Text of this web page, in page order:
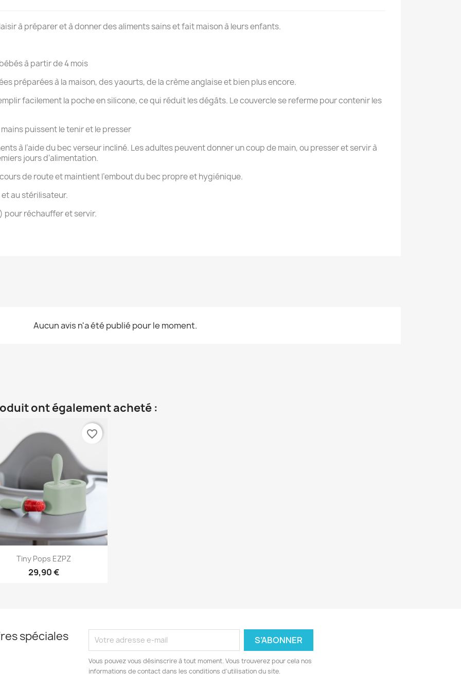
à préparer et à donner des aliments sains et fait maison à leurs enfants.
à partir de 4 mois
préparées à la maison, des yaourts, de la crème anglaise et bien plus encore.
facilement la poche en silicone, ce qui réduit les dégâts. Le couvercle se referme pour contenir les
puissent le tenir et le presser
à l’aide du bec verseur incliné. Les adultes peuvent donner un coup de main, ou presser et servir à
jours d’alimentation.
de route et maintient l’embout du bec propre et hygiénique.
au stérilisateur.
réchauffer et servir.
Aucun avis n'a été publié pour le moment.
ont également acheté :
Aperçu rapide
Tiny Pops EZPZ
29,90 €
favorite_border
spéciales
Vous pouvez vous désinscrire à tout moment. Vous trouverez pour cela nos
informations de contact dans les conditions d'utilisation du site.